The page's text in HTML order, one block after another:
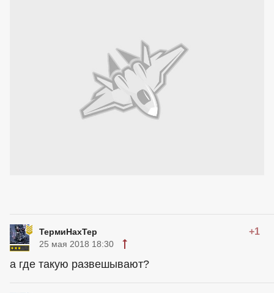
ТермиНахТер +1
25 мая 2018 18:30
а где такую развешывают?